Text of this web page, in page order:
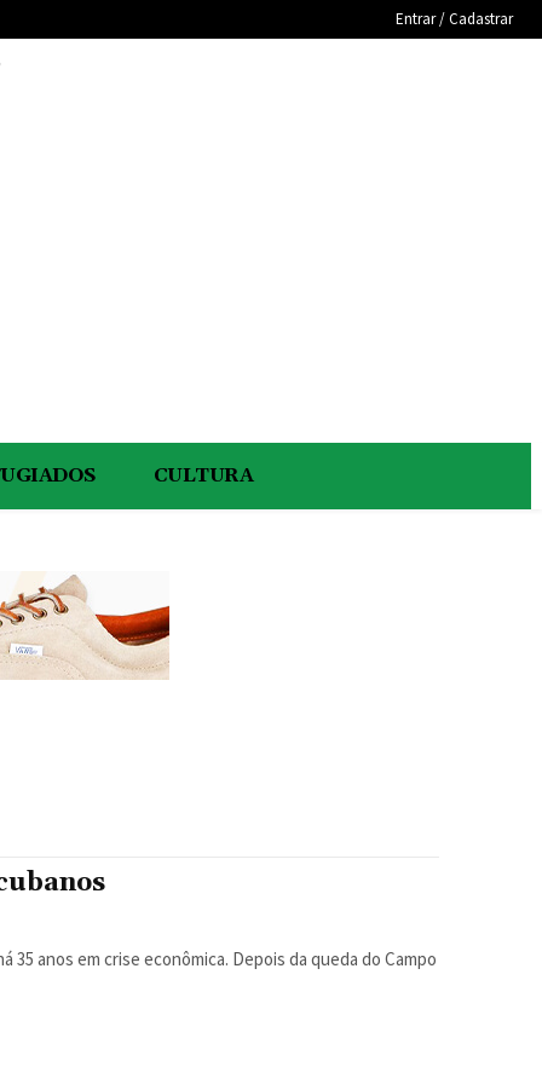
Entrar / Cadastrar
CULTURA